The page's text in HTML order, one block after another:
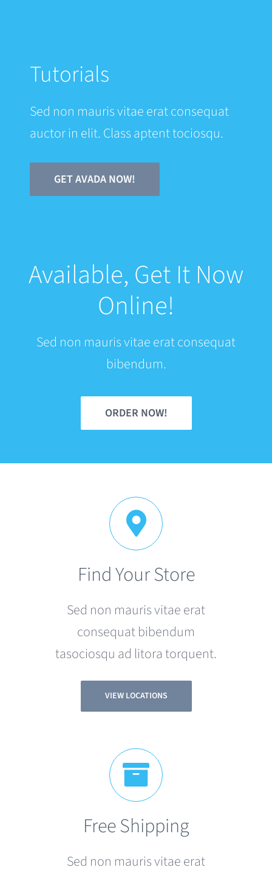
Tutorials
Sed non mauris vitae erat consequat
auctor in elit. Class aptent tociosqu.
GET AVADA NOW!
Available, Get It Now
Online!
Sed non mauris vitae erat consequat
bibendum.
ORDER NOW!
Find Your Store
Sed non mauris vitae erat
consequat bibendum
tasociosqu ad litora torquent.
VIEW LOCATIONS
Free Shipping
Sed non mauris vitae erat